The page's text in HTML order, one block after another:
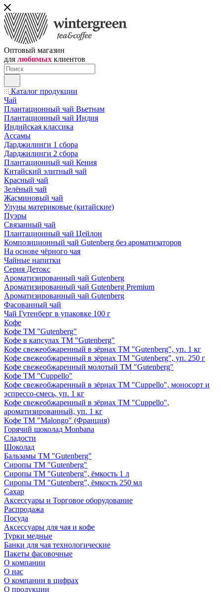
Оптовый магазин
для любимых клиентов
Каталог продукции
Чай
Плантационный чай Вьетнам
Плантационный чай Индия
Индийская классика
Ассамы
Дарджилинги 1 сбора
Дарджилинги 2 сбора
Плантационный чай Кения
Китайский элитный чай
Красный чай
Зелёный чай
Жасминовый чай
Улуны материковые (китайские)
Пуэры
Связанный чай
Плантационный чай Цейлон
Композиционный чай Gutenberg без ароматизаторов
На основе чёрного чая
Чайные напитки
Серия Детокс
Ароматизированный чай Gutenberg
Ароматизированный чай Gutenberg Premium
Ароматизированный чай Gutenberg
Фасованный чай
Чай Гутенберг в упаковке 100 г
Кофе
Кофе ТМ "Gutenberg"
Кофе в капсулах ТМ "Gutenberg"
Кофе свежеобжаренный в зёрнах ТМ "Gutenberg", уп. 1 кг
Кофе свежеобжаренный в зёрнах ТМ "Gutenberg", уп. 250 г
Кофе свежеобжаренный молотый ТМ "Gutenberg"
Кофе ТМ "Cuppello"
Кофе свежеобжаренный в зёрнах ТМ "Cuppello", моносорт и
эспрессо-смесь, уп. 1 кг
Кофе свежеобжаренный в зёрнах ТМ "Cuppello",
ароматизированный, уп. 1 кг
Кофе ТМ "Malongo" (Франция)
Горячий шоколад Monbana
Сладости
Шоколад
Бальзамы ТМ "Gutenberg"
Сиропы ТМ "Gutenberg"
Сиропы ТМ "Gutenberg", ёмкость 1 л
Сиропы ТМ "Gutenberg", ёмкость 250 мл
Сахар
Аксессуары и Торговое оборудование
Распродажа
Посуда
Аксессуары для чая и кофе
Турки медные
Банки для чая технологические
Пакеты фасовочные
О компании
О нас
О компании в цифрах
О продукции